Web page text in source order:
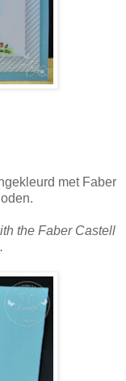
met Faber
the Faber Castell